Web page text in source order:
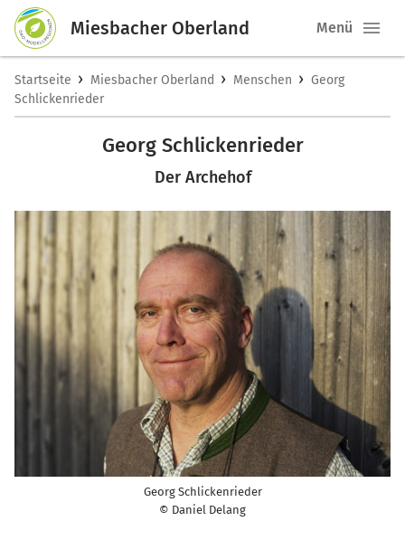
Miesbacher Oberland Menü
Startseite › Miesbacher Oberland › Menschen › Georg
Schlickenrieder
Georg Schlickenrieder
Der Archehof
Georg Schlickenrieder
© Daniel Delang